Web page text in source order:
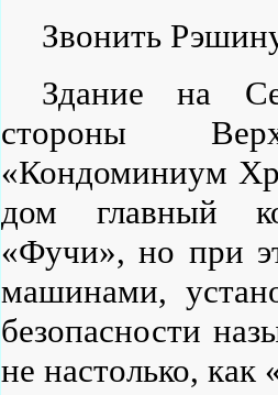
Звонить
Здание на
стороны
«Кондоминиум
дом главный
«Фучи», но при
машинами,
безопасности
не настолько,